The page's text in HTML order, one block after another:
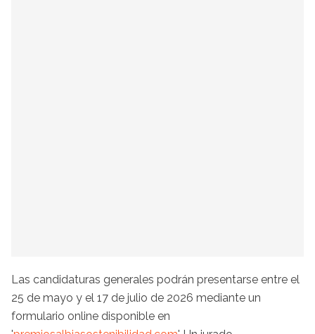
Las candidaturas generales podrán presentarse entre el
25 de mayo y el 17 de julio de 2026 mediante un
formulario online disponible en